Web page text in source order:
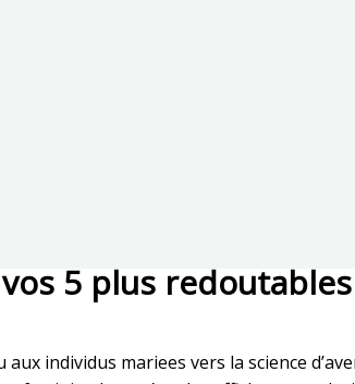
5 plus
individus mariees vers la science